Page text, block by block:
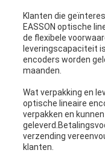
Klanten die
EASSON optische
de flexibele
leveringscapaciteit
encoders worden
maanden.
Wat verpakking en
optische lineaire
verpakken en
verzending
klanten.